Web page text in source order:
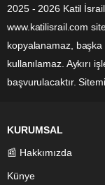
2025 - 2026 Katil İsrail
www.katilisrail.com
kopyalanamaz,
kullanılamaz. Aykırı
başvurulacaktır.
KURUMSAL
📰 Hakkımızda
Künye